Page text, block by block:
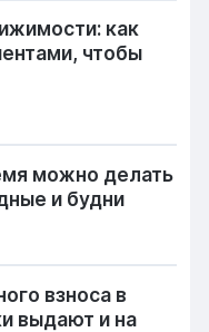
как
чтобы
можно делать
и будни
взноса в
выдают и на